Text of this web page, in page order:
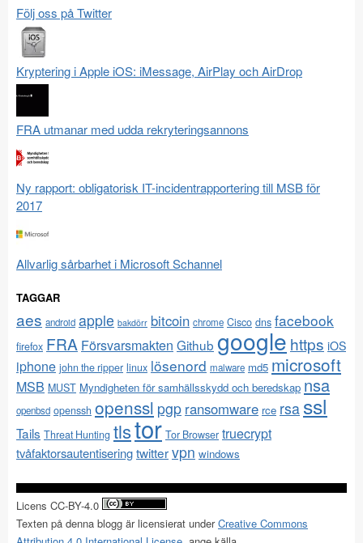
Följ oss på Twitter
Kryptering i Apple iOS: iMessage, AirPlay och AirDrop
FRA utmanar med udda rekryteringsannons
Ny rapport: obligatorisk IT-incidentrapportering till MSB för
2017
Allvarlig sårbarhet i Microsoft Schannel
TAGGAR
aes android apple bakdörr bitcoin chrome Cisco dns facebook
firefox FRA Försvarsmakten Github google https iOS
iphone john the ripper linux lösenord malware md5 microsoft
MSB MUST Myndigheten för samhällsskydd och beredskap nsa
openbsd openssh openssl pgp ransomware rce rsa ssl
Tails Threat Hunting tlstor Tor Browser truecrypt
tvåfaktorsautentiseringtwittervpn windows
Licens CC-BY-4.0
Texten på denna blogg är licensierat underCreative Commons